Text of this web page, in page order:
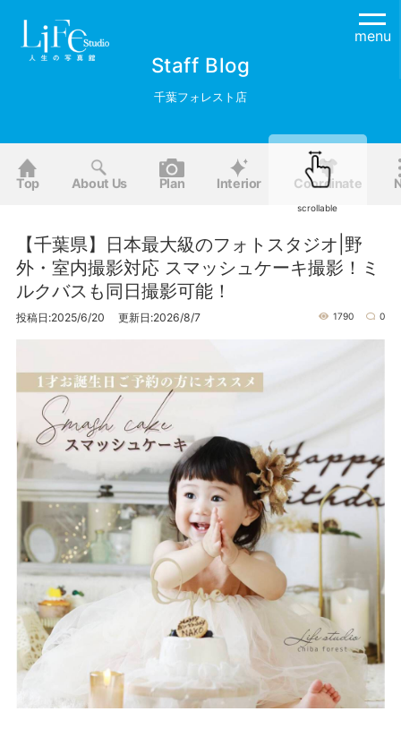
menu
Staff Blog
千葉フォレスト店
Top About Us Plan Interior Coordinate
scrollable
【千葉県】日本最大級のフォトスタジオ|野
外・室内撮影対応 スマッシュケーキ撮影！ミ
ルクバスも同日撮影可能！
投稿日:2025/6/20 更新日:2026/8/7 1790 0